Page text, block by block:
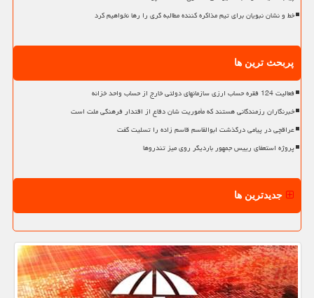
خط و نشان نبویان برای تیم مذاکره کننده مطالبه گری را رها نخواهیم کرد
پربحث ترین ها
فعالیت 124 فقره حساب ارزی سازمانهای دولتی خارج از حساب واحد خزانه
خبرنگاران رزمندگانی هستند که مأموریت شان دفاع از اقتدار فرهنگی ملت است
عراقچی در پیامی درگذشت ابوالقاسم قاسم زاده را تسلیت گفت
پروژه استعفای رییس جمهور باردیگر روی میز تندروها
جدیدترین ها